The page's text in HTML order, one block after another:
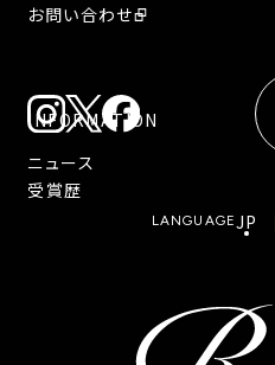
INFORMATION
ニュース
受賞歴
お問い合わせ
LANGUAGEJP